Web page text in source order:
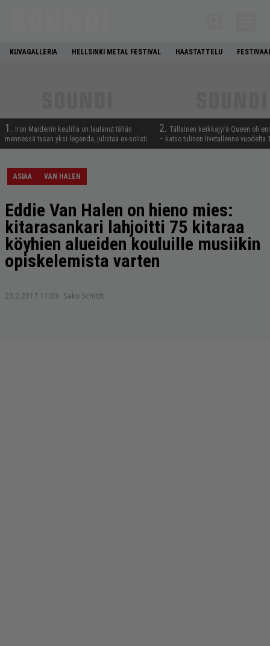
KUVAGALLERIA HELLSINKI METAL FESTIVAL HAASTATTELU
1.
Iron Maidenin keulilla on laulanut tähän
mennessä tasan yksi legenda, julistaa ex-solisti
2. Tällainen keikkajyrä Queen oli
– katso tulinen livetallenne vuodelta
ASIAA VAN HALEN
Eddie Van Halen on hieno mies:
kitarasankari lahjoitti 75 kitaraa
köyhien alueiden kouluille musiikin
opiskelemista varten
23.2.2017 11:03 Saku Schildt